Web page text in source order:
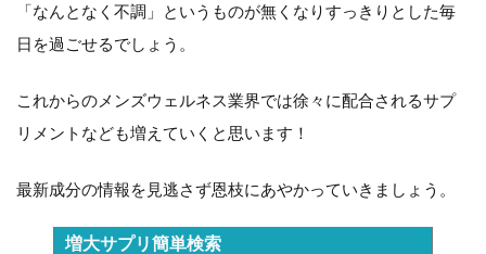
「なんとなく不調」というものが無くなりすっきりとした毎
日を過ごせるでしょう。
これからのメンズウェルネス業界では徐々に配合されるサプ
リメントなども増えていくと思います！
最新成分の情報を見逃さず恩枝にあやかっていきましょう。
増大サプリ簡単検索